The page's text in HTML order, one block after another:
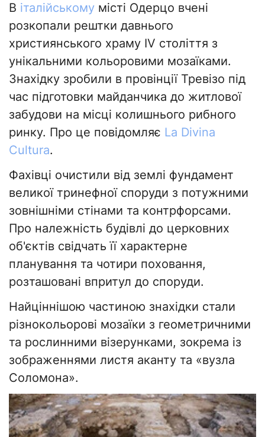
В італійському місті Одерцо вчені
розкопали рештки давнього
християнського храму IV століття з
унікальними кольоровими мозаїками.
Знахідку зробили в провінції Тревізо під
час підготовки майданчика до житлової
забудови на місці колишнього рибного
ринку. Про це повідомляє La Divina
Cultura.
Фахівці очистили від землі фундамент
великої тринефної споруди з потужними
зовнішніми стінами та контрфорсами.
Про належність будівлі до церковних
об'єктів свідчать її характерне
планування та чотири поховання,
розташовані впритул до споруди.
Найціннішою частиною знахідки стали
різнокольорові мозаїки з геометричними
та рослинними візерунками, зокрема із
зображеннями листя аканту та «вузла
Соломона».